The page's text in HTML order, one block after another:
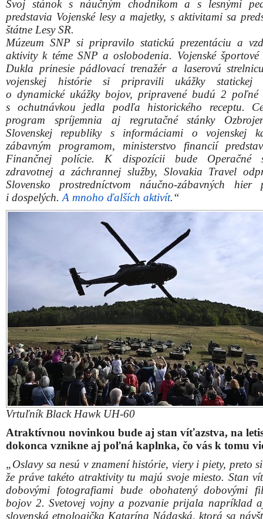
Vrtuľník Black Hawk UH-60
Atraktívnou novinkou bude aj stan víťazstva, na
dokonca vznikne aj poľná kaplnka, čo vás k tomu
„Oslavy sa nesú v znamení histórie, viery i piety, preto
že práve takéto atraktivity tu majú svoje miesto. Stan
dobovými fotografiami bude obohatený dobovými
bojov 2. Svetovej vojny a pozvanie prijala napríklad
slovenská etnologička Katarína Nádaská, ktorá sa
prihovorí s unikátnou diskusnou témou: Keď
dedinou – ľudová tvorivosť a rituály vo vojnových
8.30 h sa v poľnej kaplnke v areáli letiska uskutoční
pastoračná Bohoslužba a duchovní budú k
pastoračnom stane na rozhovory, modlitby a
celého dňa.“
Toto všetko sú sprievodné podujatia, čo oficiálny,
program?
„Od 10:00 h sa začne Pietny akt kladenia vencov pri
padlých rumunských vojakov, ktorí si môžu
naživo na LED obrazovkách v areáli letiska. Oficiálne
je naplánované na 11:00 h, keď budú na
slávnostné príhovory troch najvyšších štátnych
hudobnými vystúpeniami ich spestrí spevácky